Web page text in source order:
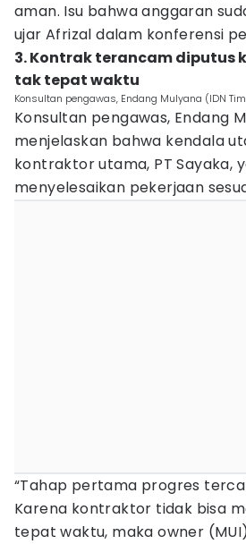
aman. Isu bahwa anggaran
ujar Afrizal dalam konferensi
3. Kontrak terancam diputus
tak tepat waktu
Konsultan pengawas, Endang Mulyana (IDN
Konsultan pengawas, Endang
menjelaskan bahwa kendala
kontraktor utama, PT Sayaka,
menyelesaikan pekerjaan
“Tahap pertama progres
Karena kontraktor tidak bisa
tepat waktu, maka owner